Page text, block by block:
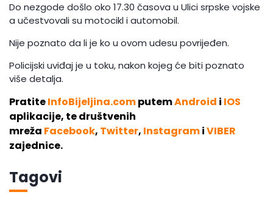
Do nezgode došlo oko 17.30 časova u Ulici srpske vojske
a učestvovali su motocikl i automobil.
Nije poznato da li je ko u ovom udesu povrijeđen.
Policijski uviđaj je u toku, nakon kojeg će biti poznato
više detalja.
PratiteInfoBijeljina.computemAndroid i IOS
aplikacije, te društvenih
mreža Facebook, Twitter, InstagramiVIBER
zajednice.
Tagovi